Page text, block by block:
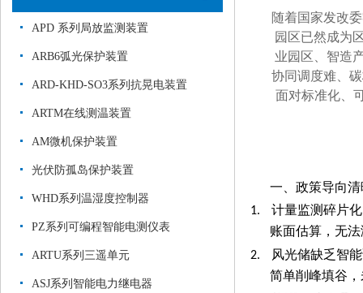
APD 系列局放监测装置
ARB6弧光保护装置
ARD-KHD-SO3系列抗晃电装置
ARTM在线测温装置
AM微机保护装置
光伏防孤岛保护装置
WHD系列温湿度控制器
PZ系列可编程智能电测仪表
ARTU系列三遥单元
ASJ系列智能电力继电器
随着国家发改
园区已然成为
业园区、智造
协同调度难、
面对标准化、
一、 政策导向
1.
计量监测碎片
账面估算，无
2.
风光储缺乏智
简单削峰填谷